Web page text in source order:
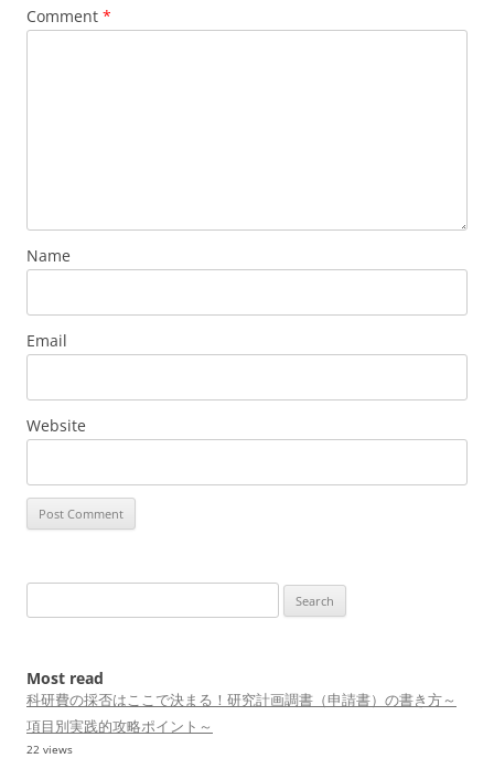
Comment *
Name
Email
Website
for:
Most read
科研費の採否はここで決まる！研究計画調書（申請書）の書き方～
項目別実践的攻略ポイント～
22 views